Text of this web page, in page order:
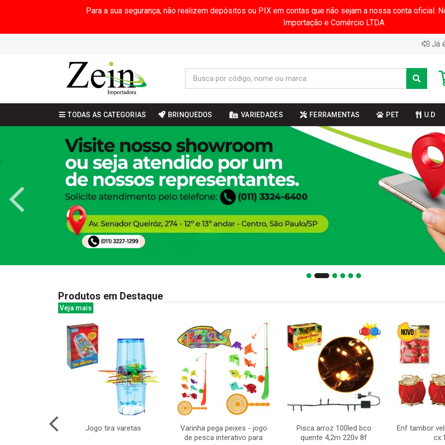
Para a sua segurança, não realizem depósitos ou PIX em contas que não sejam a nossa conta oficial.
Importação e Comércio LTDA
Já
TODAS AS CATEGORIAS BRINQUEDOS VARIEDADES FERRAMENTAS PET U.D
Produtos em Destaque
Veja mais
Jogo tira varetas
Varinha pega peixes - jogo
de pesca interativo para
Pisca arroz 100led bco
quente 4,2m 220v 8f
Enf tambor